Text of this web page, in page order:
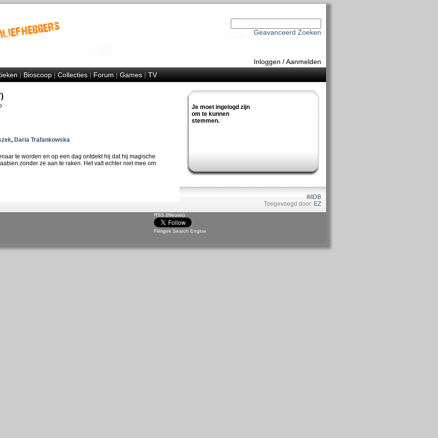
Geavanceerd Zoeken
Inloggen /Aanmelden
|Bioscoop|Collecties|Forum|Games|TV
Je moet ingelogd zijn
om te kunnen
stemmen.
IMDB
Toegevoegd door: EZ
, Daria Trafankowska
te worden en op een dag ontdekt hij dat hij magische
zonder ze aan te raken. Het valt echter niet mee om
RSS (Nieuws)
Filmgek Search Engine